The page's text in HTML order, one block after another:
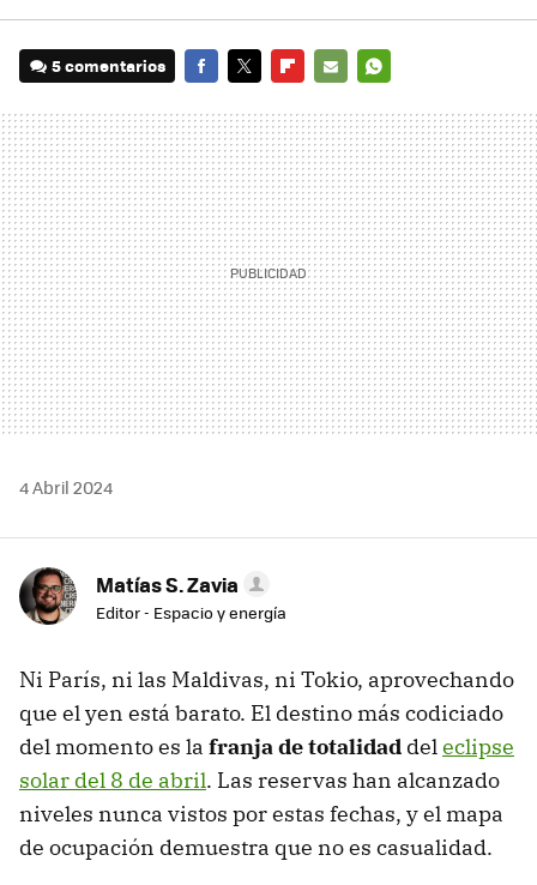
5 comentarios
MAIL
4 Abril 2024
Matías S. Zavia
Editor - Espacio y energía
Ni París, ni las Maldivas, ni Tokio, aprovechando
que el yen está barato. El destino más codiciado
del momento es la franja de totalidad deleclipse
solar del 8 de abril. Las reservas han alcanzado
niveles nunca vistos por estas fechas, y el mapa
de ocupación demuestra que no es casualidad.